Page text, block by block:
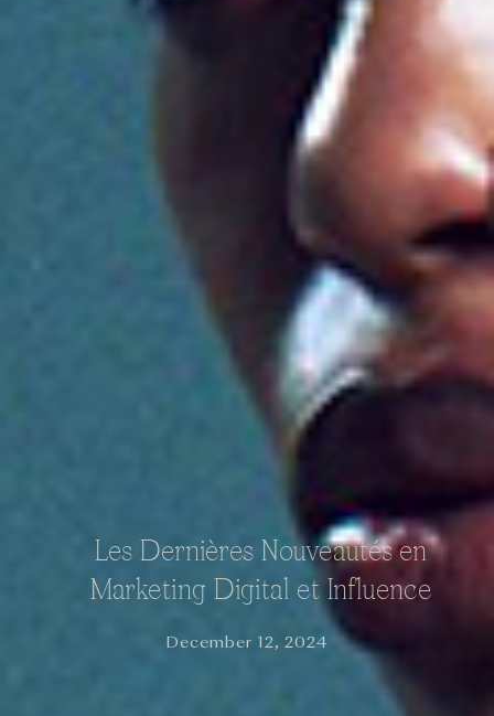
Les Dernières Nouveautés en
Marketing Digital et Influence
December 12, 2024